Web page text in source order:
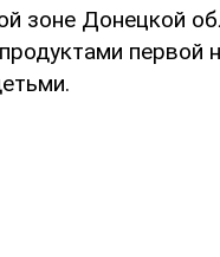
зоне Донецкой
первой